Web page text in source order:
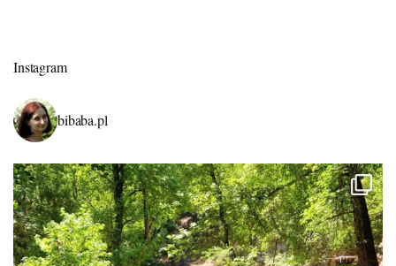
Instagram
bibaba.pl